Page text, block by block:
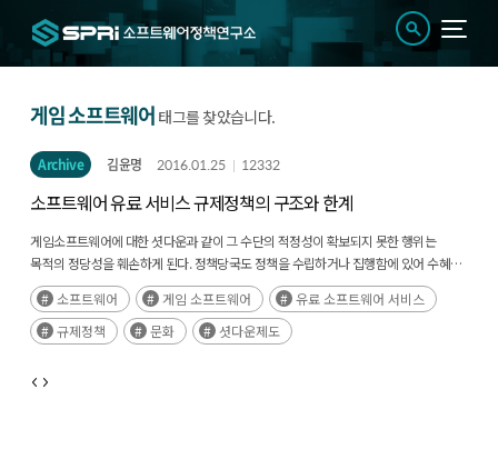
게임 소프트웨어 태그를 찾았습니다.
Archive 김윤명 2016.01.25 12332
소프트웨어 유료 서비스 규제정책의 구조와 한계
게임소프트웨어에 대한 셧다운과 같이 그 수단의 적정성이 확보되지 못한 행위는
목적의 정당성을 훼손하게 된다. 정책당국도 정책을 수립하거나 집행함에 있어 수혜
(受惠)가 아닌 균형(均衡)을 통해 가치를 높이는 것에 있음을 이해할 필요가 있다.
소프트웨어 게임 소프트웨어
유료 소프트웨어 서비스
규제정책
문화 셧다운제도